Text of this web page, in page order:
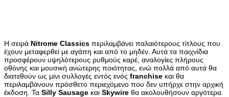
Η σειρά Nitrome Classics περιλαμβάνει παλαιότερους τίτλους που
έχουν μεταφερθεί με αγάπη και από το μηδέν. Αυτά τα παιχνίδια
προσφέρουν υψηλότερους ρυθμούς καρέ, αναλογίες πλήρους
οθόνης και μουσική ανώτερης ποιότητας, ενώ πολλά από αυτά θα
διατεθούν ως μίνι συλλογές εντός ενός franchise και θα
περιλαμβάνουν πρόσθετο περιεχόμενο που δεν υπήρχε στην αρχική
έκδοση. Τα Silly Sausage και Skywire θα ακολουθήσουν αργότερα.